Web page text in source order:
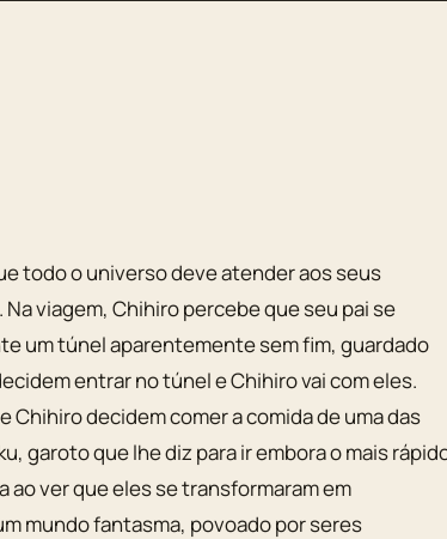
todo o universo deve atender aos seus
viagem, Chihiro percebe que seu pai se
um túnel aparentemente sem fim, guardado
entrar no túnel e Chihiro vai com eles.
decidem comer a comida de uma das
garoto que lhe diz para ir embora o mais
ver que eles se transformaram em
mundo fantasma, povoado por seres